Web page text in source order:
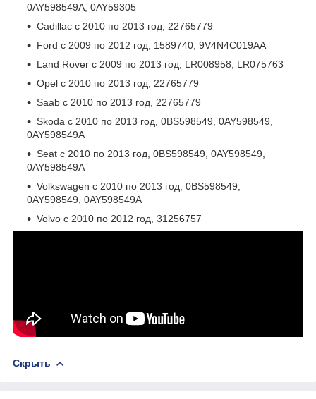
0AY598549A, 0AY59305
Cadillac с 2010 по 2013 год, 22765779
Ford с 2009 по 2012 год, 1589740, 9V4N4C019AA
Land Rover с 2009 по 2013 год, LR008958, LR075763
Opel с 2010 по 2013 год, 22765779
Saab с 2010 по 2013 год, 22765779
Skoda с 2010 по 2013 год, 0BS598549, 0AY598549,
0AY598549A
Seat с 2010 по 2013 год, 0BS598549, 0AY598549,
0AY598549A
Volkswagen с 2010 по 2013 год, 0BS598549,
0AY598549, 0AY598549A
Volvo с 2010 по 2012 год, 31256757
Скрыть